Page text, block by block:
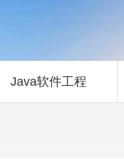
Java软件工程